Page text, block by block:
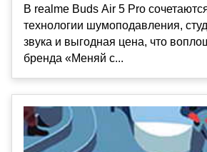
В realme Buds Air 5 Pro
технологии шумоподавления,
звука и выгодная цена, что
бренда «Меняй с...